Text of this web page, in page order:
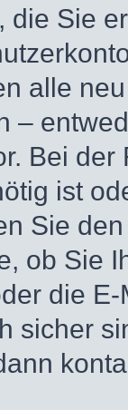
die Sie
alle
–
Bei
ist
Sie
ob Sie
die
sicher